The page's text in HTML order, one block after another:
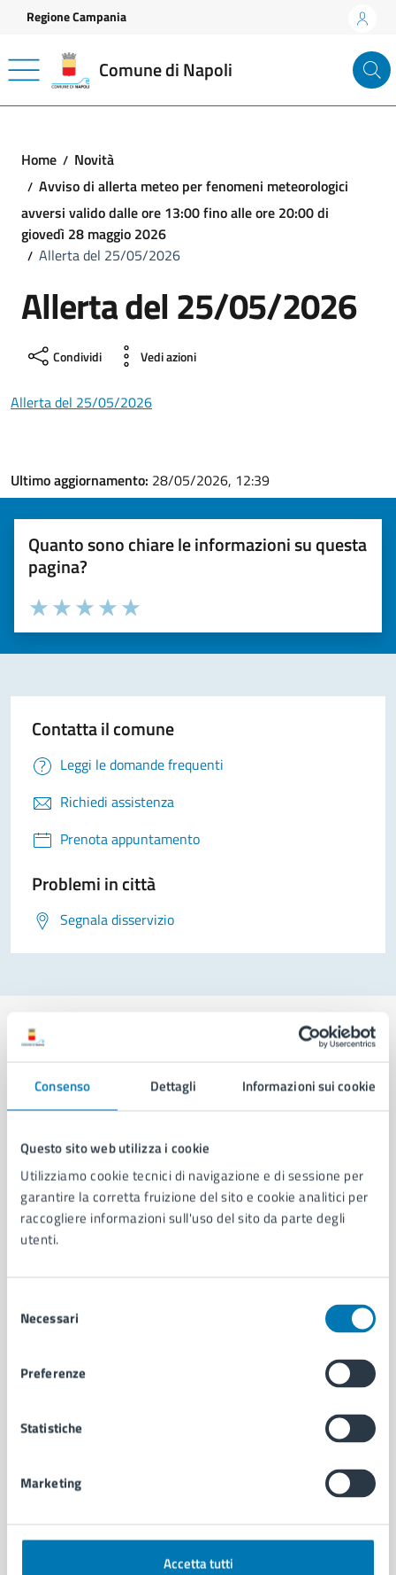
Consenso Dettagli Informazioni sui cookie
Questo sito web utilizza i cookie
Utilizziamo cookie tecnici di navigazione e di sessione per
garantire la corretta fruizione del sito e cookie analitici per
raccogliere informazioni sull'uso del sito da parte degli
utenti.
delNecessari
Preferenze
Statistiche
Marketing
Accetta tutti
Vai ai contenuti
Vai al footer
Regione Campania
Comune di Napoli
Home
Novità
Avviso di allerta meteo per fenomeni meteorologici
avversi valido dalle ore 13:00 fino alle ore 20:00 di
giovedì 28 maggio 2026
Allerta del 25/05/2026
Allerta del 25/05/2026
Condividi Vedi azioni
Allerta del 25/05/2026
Ultimo aggiornamento: 28/05/2026, 12:39
Quanto sono chiare le informazioni su questa
pagina?
Valuta la chiarezza delle informazioni (da 1 a 5 stelle)
Seleziona il numero di stelle per valutare la chiarezza delle
Valuta 5 stelle su 5
Valuta 4 stelle su 5
Valuta 3 stelle su 5
Valuta 2 stelle su 5
Valuta 1 stelle su 5
Contatta il comune
Leggi le domande frequenti
Richiedi assistenza
Prenota appuntamento
Problemi in città
Segnala disservizio
Comune di Napoli
AMMINISTRAZIONE
Aree amministrative
Organi di governo
Municipalità
Uffici
Documenti e dati
Ambiente
Autorizzazioni
Cultura e tempo libero
Educazione e formazione
Giustizia e sicurezza pubblica